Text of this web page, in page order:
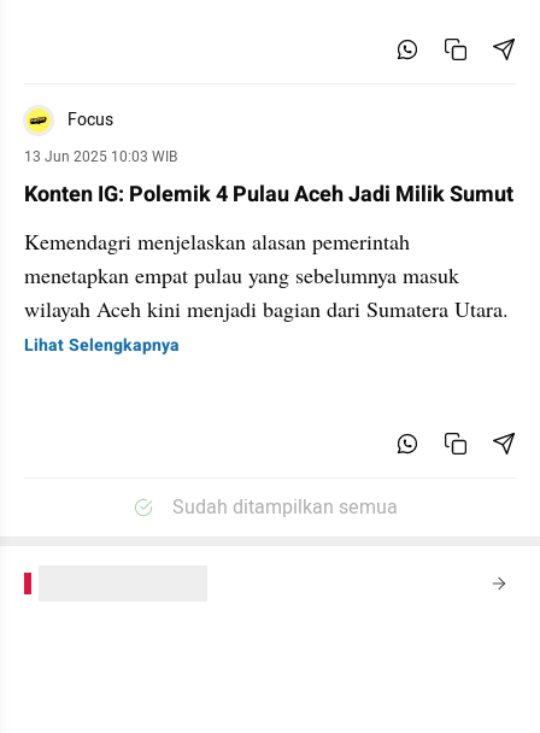
Focus
13 Jun 2025 10:03 WIB
Konten IG: Polemik 4 Pulau Aceh Jadi Milik Sumut
Kemendagri menjelaskan alasan pemerintah
menetapkan empat pulau yang sebelumnya masuk
wilayah Aceh kini menjadi bagian dari Sumatera Utara.
Lihat Selengkapnya
Sudah ditampilkan semua